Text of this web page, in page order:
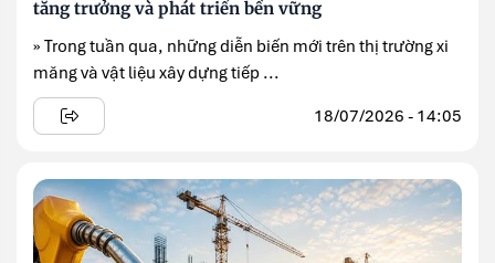
tăng trưởng và phát triển bền vững
» Trong tuần qua, những diễn biến mới trên thị trường xi
măng và vật liệu xây dựng tiếp ...
18/07/2026 - 14:05